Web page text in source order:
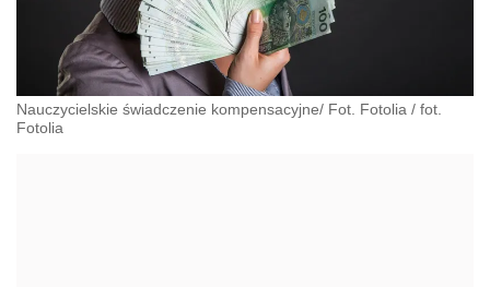
Nauczycielskie świadczenie kompensacyjne/ Fot. Fotolia / fot.
Fotolia